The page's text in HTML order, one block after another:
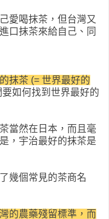
愛喝抹茶，但台灣又
口抹茶來給自己、同
抹茶 (= 世界最好的
如何找到世界最好的
當然在日本，而且毫
，宇治最好的抹茶是
幾個常見的茶商名
的農藥殘留標準，而